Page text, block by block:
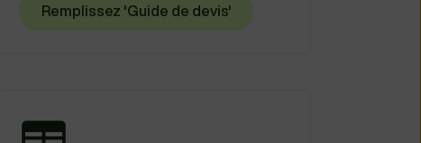
Remplissez 'Guide de devis'